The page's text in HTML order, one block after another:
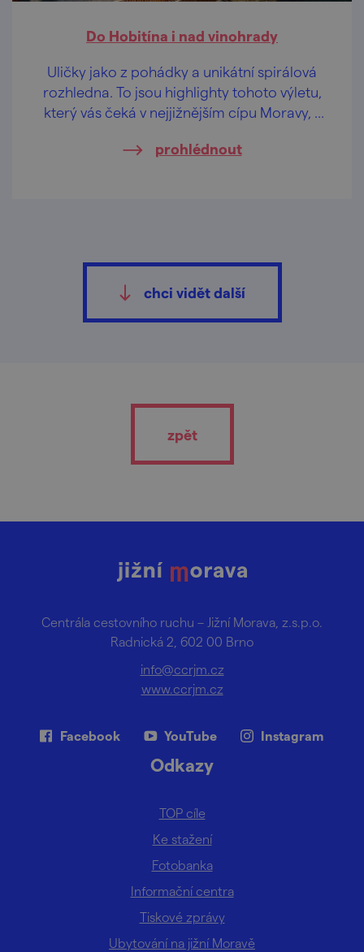
Do Hobitína i nad vinohrady
Uličky jako z pohádky a unikátní spirálová
rozhledna. To jsou highlighty tohoto výletu,
který vás čeká v nejjižnějším cípu Moravy, v
prohlédnout
chci vidět další
zpět
Centrála cestovního ruchu – Jižní Morava, z.s.p.o.
Radnická 2, 602 00 Brno
info@ccrjm.cz
www.ccrjm.cz
Facebook YouTube Instagram
Odkazy
TOP cíle
Ke stažení
Fotobanka
Informační centra
Tiskové zprávy
Ubytování na jižní Moravě